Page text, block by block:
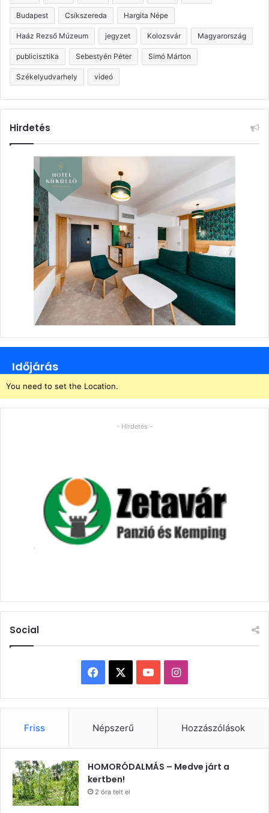
Budapest Csíkszereda Hargita Népe
Haáz Rezső Múzeum jegyzet Kolozsvár Magyarország
publicisztika Sebestyén Péter Simó Márton
Székelyudvarhely videó
Hirdetés
Időjárás
You need to set the Location.
- Hirdetés -
Social
Facebook YouTubeInstagram
Friss Népszerű Hozzászólások
HOMORÓDALMÁS – Medve járt a
kertben!
2 óra telt el